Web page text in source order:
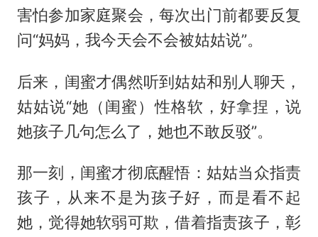
害怕参加家庭聚会，每次出门前都要反复
问“妈妈，我今天会不会被姑姑说”。
后来，闺蜜才偶然听到姑姑和别人聊天，
姑姑说“她（闺蜜）性格软，好拿捏，说
她孩子几句怎么了，她也不敢反驳”。
那一刻，闺蜜才彻底醒悟：姑姑当众指责
孩子，从来不是为孩子好，而是看不起
她，觉得她软弱可欺，借着指责孩子，彰